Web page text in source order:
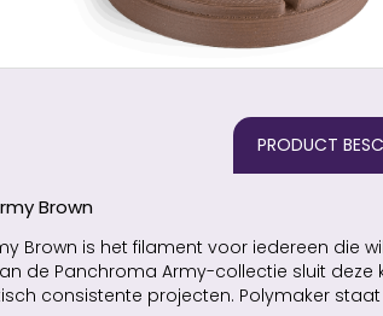
PRODUCT
Brown
Brown is het filament voor iedereen
de Panchroma Army-collectie sluit
consistente projecten. Polymaker